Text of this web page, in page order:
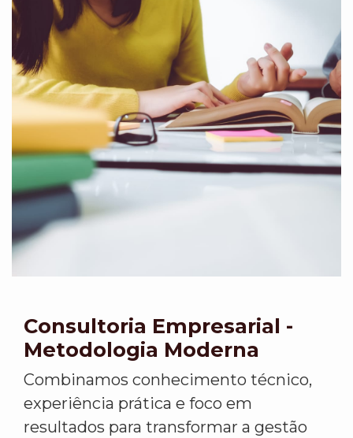
Consultoria Empresarial -
Metodologia Moderna
Combinamos conhecimento técnico,
experiência prática e foco em
resultados para transformar a gestão